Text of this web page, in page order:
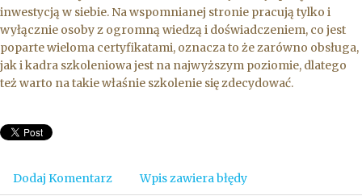
inwestycją w siebie. Na wspomnianej stronie pracują tylko i
wyłącznie osoby z ogromną wiedzą i doświadczeniem, co jest
poparte wieloma certyfikatami, oznacza to że zarówno obsługa,
jak i kadra szkoleniowa jest na najwyższym poziomie, dlatego
też warto na takie właśnie szkolenie się zdecydować.
Dodaj Komentarz Wpis zawiera błędy